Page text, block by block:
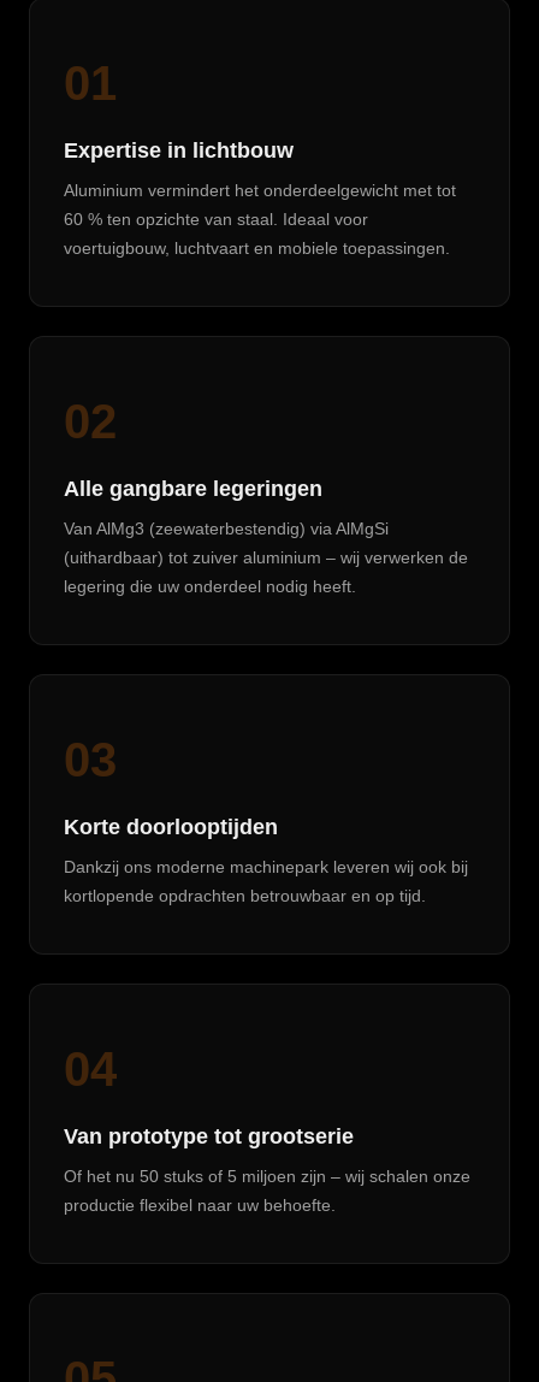
01
Expertise in lichtbouw
Aluminium vermindert het onderdeelgewicht met tot
60 % ten opzichte van staal. Ideaal voor
voertuigbouw, luchtvaart en mobiele toepassingen.
02
Alle gangbare legeringen
Van AlMg3 (zeewaterbestendig) via AlMgSi
(uithardbaar) tot zuiver aluminium – wij verwerken de
legering die uw onderdeel nodig heeft.
03
Korte doorlooptijden
Dankzij ons moderne machinepark leveren wij ook bij
kortlopende opdrachten betrouwbaar en op tijd.
04
Van prototype tot grootserie
Of het nu 50 stuks of 5 miljoen zijn – wij schalen onze
productie flexibel naar uw behoefte.